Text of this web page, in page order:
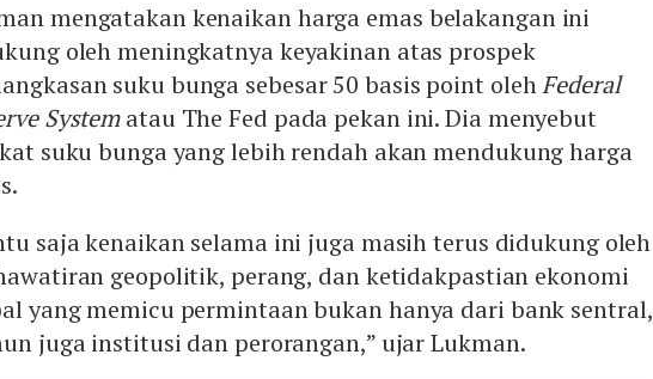
mengatakan kenaikan harga emas belakangan ini
oleh meningkatnya keyakinan atas prospek
suku bunga sebesar 50 basis point olehFederal
Systematau The Fed pada pekan ini. Dia menyebut
suku bunga yang lebih rendah akan mendukung harga
saja kenaikan selama ini juga masih terus didukung oleh
geopolitik, perang, dan ketidakpastian ekonomi
yang memicu permintaan bukan hanya dari bank sentral,
juga institusi dan perorangan,” ujar Lukman.